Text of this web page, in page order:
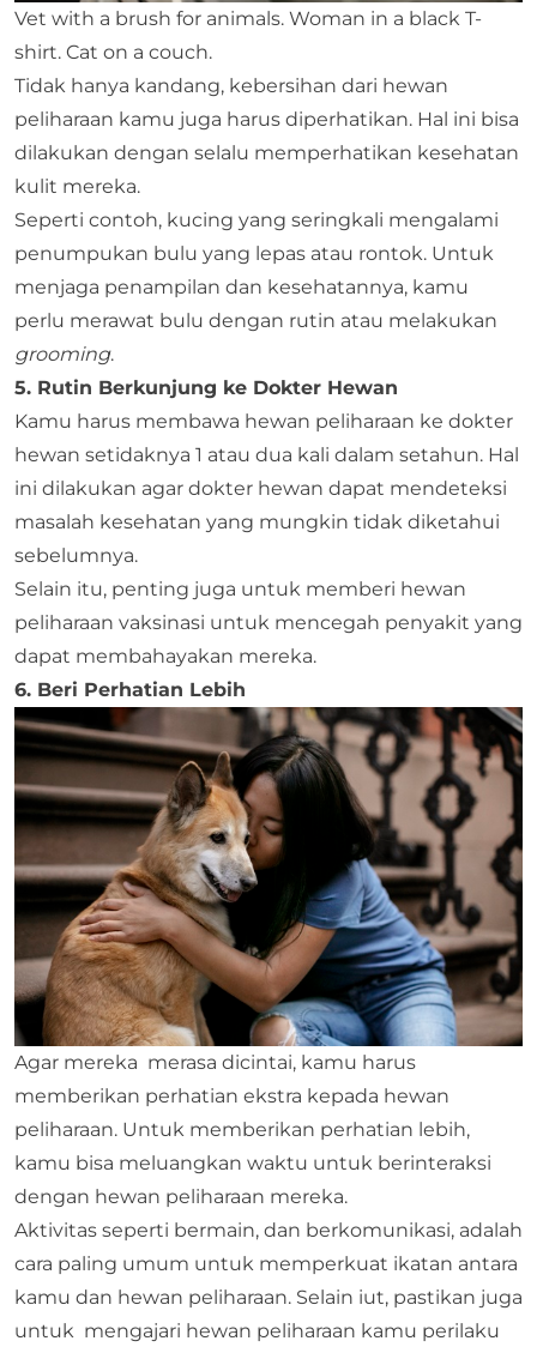
Vet with a brush for animals. Woman in a black T-
shirt. Cat on a couch.
Tidak hanya kandang, kebersihan dari hewan
peliharaan kamu juga harus diperhatikan. Hal ini bisa
dilakukan dengan selalu memperhatikan kesehatan
kulit mereka.
Seperti contoh, kucing yang seringkali mengalami
penumpukan bulu yang lepas atau rontok. Untuk
menjaga penampilan dan kesehatannya, kamu
perlu merawat bulu dengan rutin atau melakukan
grooming.
5. Rutin Berkunjung ke Dokter Hewan
Kamu harus membawa hewan peliharaan ke dokter
hewan setidaknya 1 atau dua kali dalam setahun. Hal
ini dilakukan agar dokter hewan dapat mendeteksi
masalah kesehatan yang mungkin tidak diketahui
sebelumnya.
Selain itu, penting juga untuk memberi hewan
peliharaan vaksinasi untuk mencegah penyakit yang
dapat membahayakan mereka.
6. Beri Perhatian Lebih
Agar mereka merasa dicintai, kamu harus
memberikan perhatian ekstra kepada hewan
peliharaan. Untuk memberikan perhatian lebih,
kamu bisa meluangkan waktu untuk berinteraksi
dengan hewan peliharaan mereka.
Aktivitas seperti bermain, dan berkomunikasi, adalah
cara paling umum untuk memperkuat ikatan antara
kamu dan hewan peliharaan. Selain iut, pastikan juga
untuk mengajari hewan peliharaan kamu perilaku